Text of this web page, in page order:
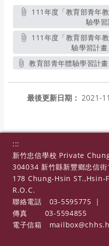
驗學
驗學習計
教育部青年體驗學習計
最後更新日期： 2021-
:::
新竹忠信學校 Private
304034 新竹縣新豐鄉忠信
178 Chung-Hsin ST.,Hsin-
R.O.C.
聯絡電話
03-5595775
|
傳真
03-5594855
電子信箱